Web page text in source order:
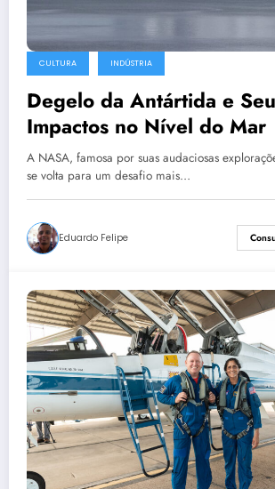
CULTURA INDÚSTRIA
Degelo da Antártida e
Impactos no Nível do Mar
A NASA, famosa por suas audaciosas
se volta para um desafio mais…
Eduardo Felipe